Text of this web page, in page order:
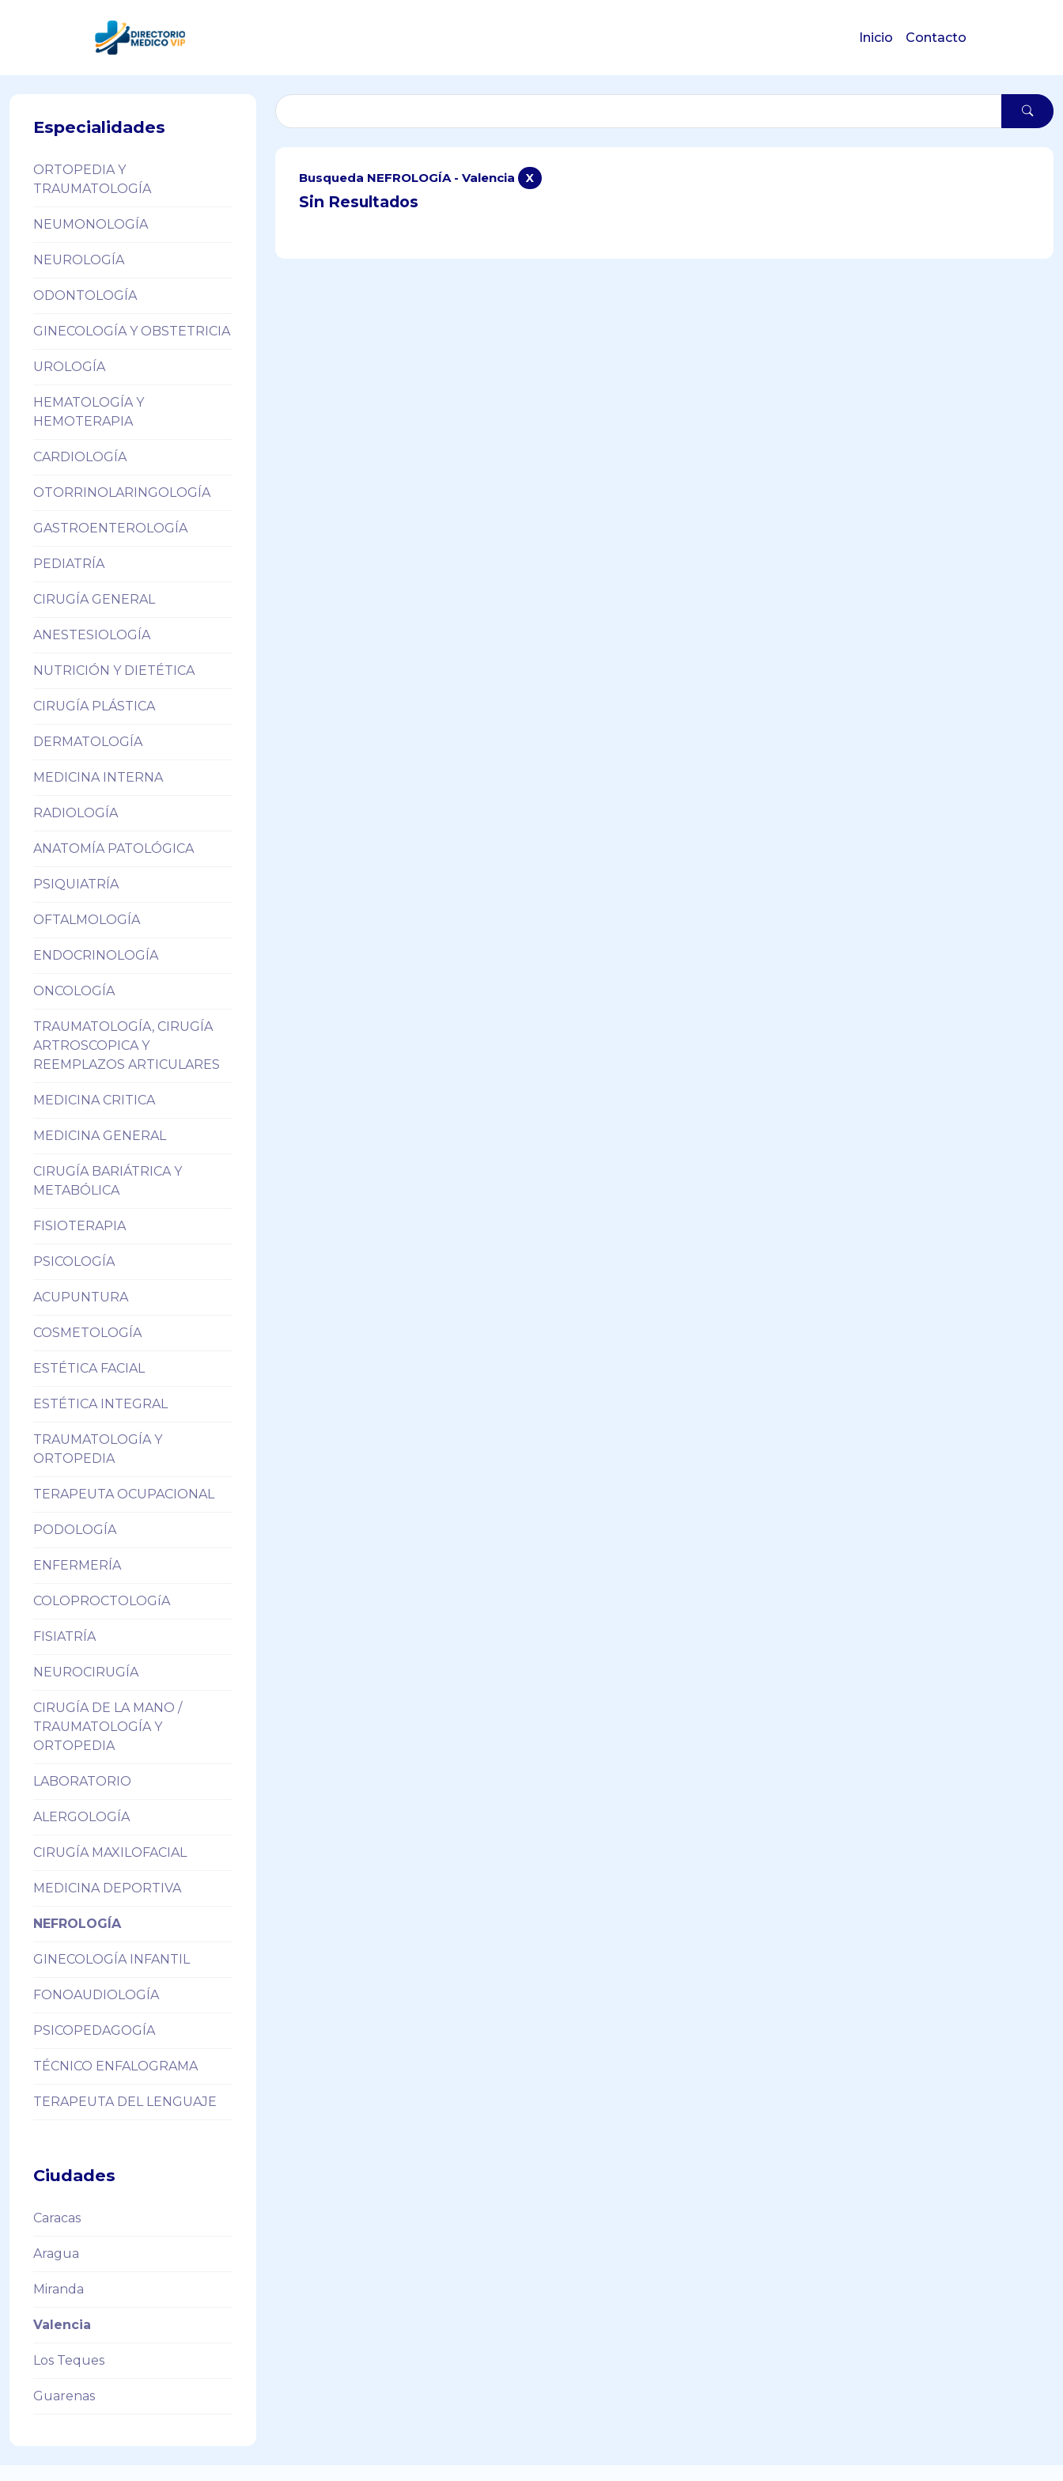
Inicio Contacto
Especialidades
ORTOPEDIA Y
TRAUMATOLOGÍA
NEUMONOLOGÍA
NEUROLOGÍA
ODONTOLOGÍA
GINECOLOGÍA Y OBSTETRICIA
UROLOGÍA
HEMATOLOGÍA Y
HEMOTERAPIA
CARDIOLOGÍA
OTORRINOLARINGOLOGÍA
GASTROENTEROLOGÍA
PEDIATRÍA
CIRUGÍA GENERAL
ANESTESIOLOGÍA
NUTRICIÓN Y DIETÉTICA
CIRUGÍA PLÁSTICA
DERMATOLOGÍA
MEDICINA INTERNA
RADIOLOGÍA
ANATOMÍA PATOLÓGICA
PSIQUIATRÍA
OFTALMOLOGÍA
ENDOCRINOLOGÍA
ONCOLOGÍA
TRAUMATOLOGÍA, CIRUGÍA
ARTROSCOPICA Y
REEMPLAZOS ARTICULARES
MEDICINA CRITICA
MEDICINA GENERAL
CIRUGÍA BARIÁTRICA Y
METABÓLICA
FISIOTERAPIA
PSICOLOGÍA
ACUPUNTURA
COSMETOLOGÍA
ESTÉTICA FACIAL
ESTÉTICA INTEGRAL
TRAUMATOLOGÍA Y
ORTOPEDIA
TERAPEUTA OCUPACIONAL
PODOLOGÍA
ENFERMERÍA
COLOPROCTOLOGíA
FISIATRÍA
NEUROCIRUGÍA
CIRUGÍA DE LA MANO /
TRAUMATOLOGÍA Y
ORTOPEDIA
LABORATORIO
ALERGOLOGÍA
CIRUGÍA MAXILOFACIAL
MEDICINA DEPORTIVA
NEFROLOGÍA
GINECOLOGÍA INFANTIL
FONOAUDIOLOGÍA
PSICOPEDAGOGÍA
TÉCNICO ENFALOGRAMA
TERAPEUTA DEL LENGUAJE
Ciudades
Caracas
Aragua
Miranda
Valencia
Los Teques
Guarenas
Busqueda NEFROLOGÍA - Valencia X
Sin Resultados